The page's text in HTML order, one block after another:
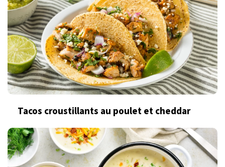
Tacos croustillants au poulet et cheddar